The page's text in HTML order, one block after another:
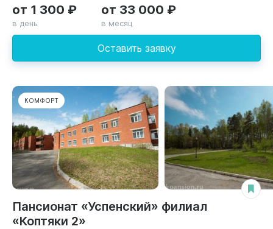
Оставить заявку
от 1 300 ₽
в день
от 33 000 ₽
в месяц
КОМФОРТ
Пансионат «Успенский» филиал
«Коптяки 2»